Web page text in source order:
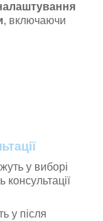
, включаючи
у виборі
у після